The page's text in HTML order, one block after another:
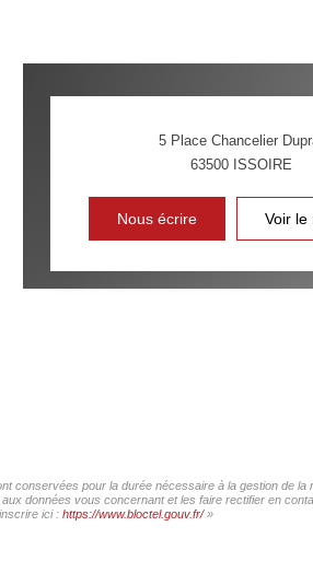
MÉDECINS
5 Place Chancelier
63500 ISSOIRE
Nous écrire Voir le
conservées pour la durée nécessaire à la gestion de la
données vous concernant et les faire rectifier en
ici : https://www.bloctel.gouv.fr/»